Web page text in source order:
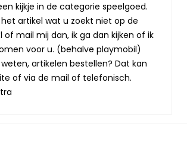
kijkje in de categorie speelgoed.
artikel wat u zoekt niet op de
of mail mij dan, ik ga dan kijken of ik
voor u. (behalve playmobil)
artikelen bestellen? Dat kan
of via de mail of telefonisch.